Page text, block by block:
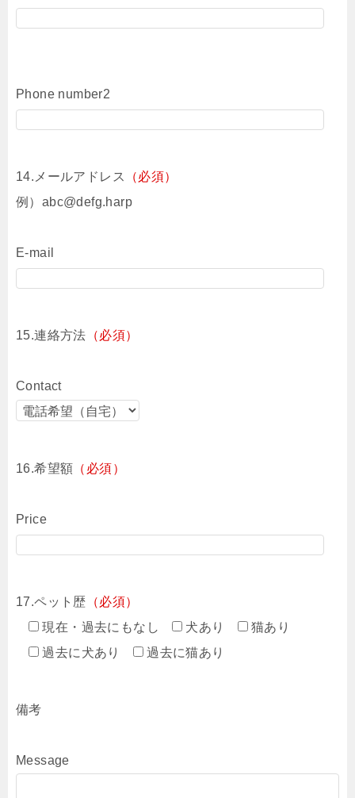
Phone number2
14.メールアドレス
（必須）
例）abc@defg.harp
E-mail
15.連絡方法 （必須）
Contact
16.希望額 （必須）
Price
17.ペット歴 （必須）
現在・過去にもなし
犬あり
猫あり
過去に犬あり
過去に猫あり
備考
Message